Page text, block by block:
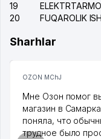
19
20
Sharhlar
OZON MChJ
Мне Озон помог
магазин в
поняла, что
трудное было